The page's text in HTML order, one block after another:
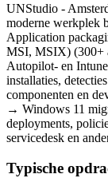
UNStudio -
moderne werkplek
Application
MSI, MSIX) (300+
Autopilot- en
installaties,
componenten en
→ Windows 11
deployments,
servicedesk en
Typische